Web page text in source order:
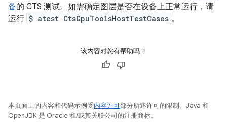
备的 CTS 测试。如需确定图层是否在设备上正常运行，请
运行 $ atest CtsGpuToolsHostTestCases 。
该内容对您有帮助吗？
本页面上的内容和代码示例受内容许可部分所述许可的限制。Java 和
OpenJDK 是 Oracle 和/或其关联公司的注册商标。